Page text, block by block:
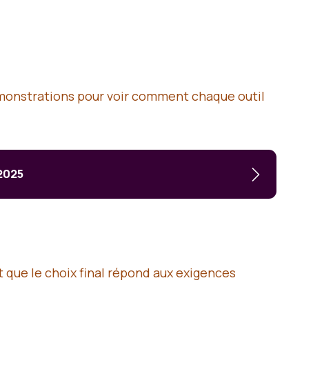
pour voir comment chaque outil
le choix final répond aux exigences